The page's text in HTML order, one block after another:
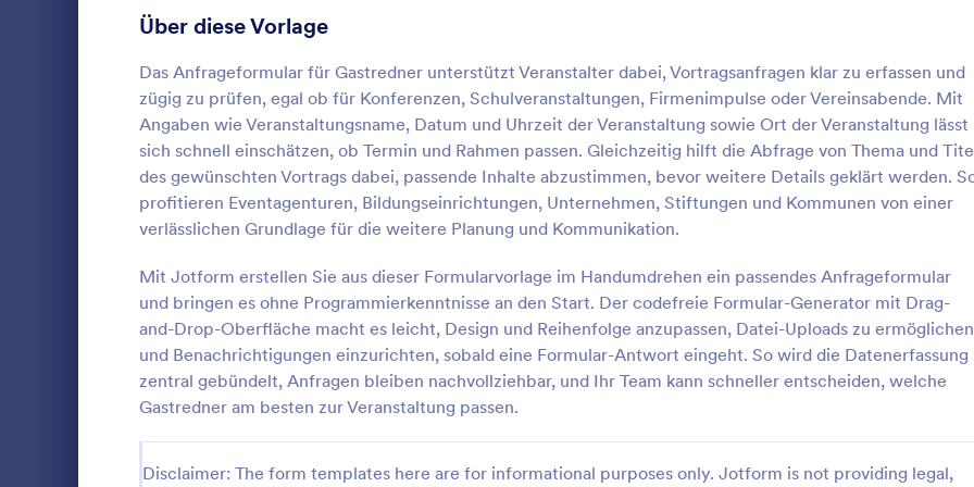
Über diese Vorlage
Das Anfrageformular für Gastredner unterstützt Veranstalter dabei, Vortragsanfragen klar zu erfassen und
zügig zu prüfen, egal ob für Konferenzen, Schulveranstaltungen, Firmenimpulse oder Vereinsabende. Mit
Angaben wie Veranstaltungsname, Datum und Uhrzeit der Veranstaltung sowie Ort der Veranstaltung lässt
sich schnell einschätzen, ob Termin und Rahmen passen. Gleichzeitig hilft die Abfrage von Thema und
des gewünschten Vortrags dabei, passende Inhalte abzustimmen, bevor weitere Details geklärt werden.
profitieren Eventagenturen, Bildungseinrichtungen, Unternehmen, Stiftungen und Kommunen von einer
verlässlichen Grundlage für die weitere Planung und Kommunikation.
Mit Jotform erstellen Sie aus dieser Formularvorlage im Handumdrehen ein passendes Anfrageformular
und bringen es ohne Programmierkenntnisse an den Start. Der codefreie Formular-Generator mit Drag-
and-Drop-Oberfläche macht es leicht, Design und Reihenfolge anzupassen, Datei-Uploads zu ermöglichen
und Benachrichtigungen einzurichten, sobald eine Formular-Antwort eingeht. So wird die Datenerfassung
zentral gebündelt, Anfragen bleiben nachvollziehbar, und Ihr Team kann schneller entscheiden, welche
Gastredner am besten zur Veranstaltung passen.
Disclaimer: The form templates here are for informational purposes only. Jotform is not providing legal,
Grill Checkliste Formular
Planen Sie Ihren Grillabend mit dem
Jotform und bündeln Sie Datenerfassung,
Absprachen und Formularantworten in
einer einzigen, anpassbaren
Formularvorlage.
Go to Category:
Checklisten-Formulare
Vorlage verwenden
:
Event Sponsoring
Veranstaltungen zentral,
Angebote schneller und
die Datenerfassung inklusive
und Rückmeldungen mit dem
Sponsoring-Formular in Jotform.
Go to Category:
Sponsoring Bewerbungsformular
Vorlage verwenden
Anmeldeformulare
Abstimmung 35
Abstract-Formulare
Genehmigungsformulare 91
Bewertungsformulare 74
Audit Formulare 63
Autorisierungsformulare
Award-Formulare 16
Formulare für Berechnungen 17